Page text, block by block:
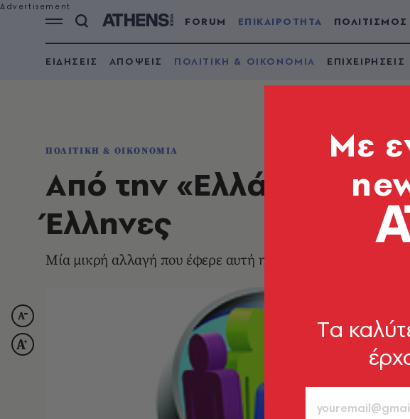
FORUM ΕΠΙΚΑΙΡΟΤΗΤΑ ΠΟΛΙΤΙΣΜΟΣ
ΕΙΔΗΣΕΙΣ ΑΠΟΨΕΙΣ ΠΟΛΙΤΙΚΗ & ΟΙΚΟΝΟΜΙΑ ΕΠΙΧΕΙΡΗΣΕΙΣ
ΠΟΛΙΤΙΚΗ & ΟΙΚΟΝΟΜΙΑ
Από την «Ελλάδα» στις
Έλληνες
Mία μικρή αλλαγή που έφερε αυτή η κυβέρνηση, αρκετή
Mε
Tα